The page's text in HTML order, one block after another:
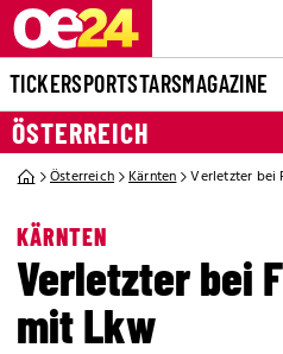
TICKERSPORTSTARSMAGAZINE
ÖSTERREICH
Österreich Kärnten Verletzter bei
KÄRNTEN
Verletzter bei
mit Lkw